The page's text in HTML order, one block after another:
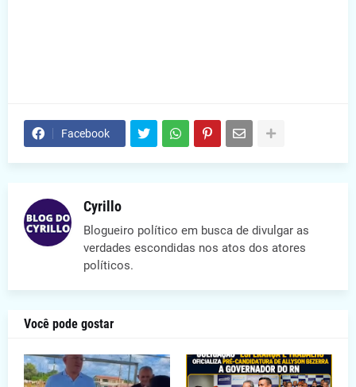
Facebook
Cyrillo
Blogueiro político em busca de divulgar as
verdades escondidas nos atos dos atores
políticos.
Você pode gostar